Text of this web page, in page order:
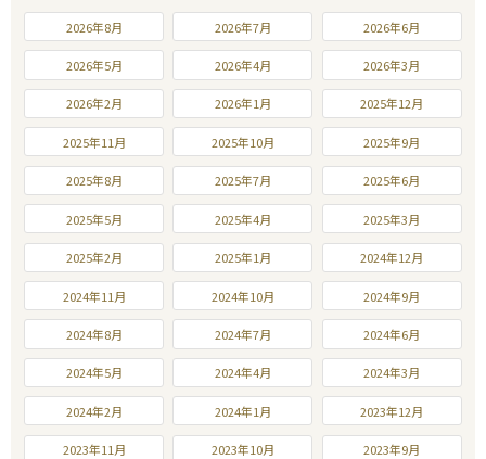
2026年8月 2026年7月 2026年6月
2026年5月 2026年4月 2026年3月
2026年2月 2026年1月 2025年12月
2025年11月 2025年10月 2025年9月
2025年8月 2025年7月 2025年6月
2025年5月 2025年4月 2025年3月
2025年2月 2025年1月 2024年12月
2024年11月 2024年10月 2024年9月
2024年8月 2024年7月 2024年6月
2024年5月 2024年4月 2024年3月
2024年2月 2024年1月 2023年12月
2023年11月 2023年10月 2023年9月